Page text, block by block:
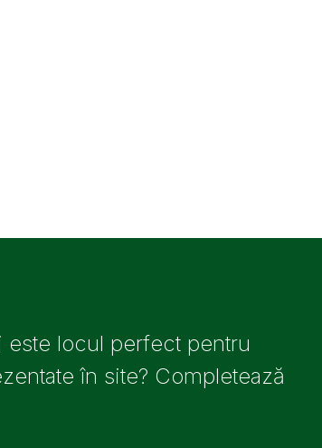
este locul perfect pentru
în site? Completează